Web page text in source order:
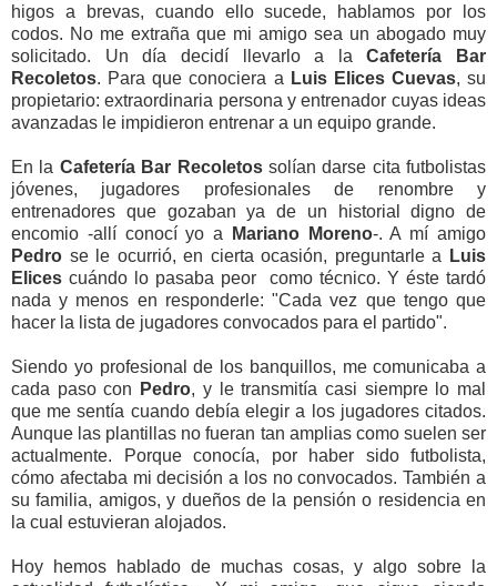
higos a brevas, cuando ello sucede, hablamos por los
codos. No me extraña que mi amigo sea un abogado muy
solicitado. Un día decidí llevarlo a laCafetería Bar
Recoletos. Para que conociera a Luis Elices Cuevas, su
propietario: extraordinaria persona y entrenador cuyas ideas
avanzadas le impidieron entrenar a un equipo grande.
En la Cafetería Bar Recoletossolían darse cita futbolistas
jóvenes, jugadores profesionales de renombre y
entrenadores que gozaban ya de un historial digno de
encomio -allí conocí yo a
Mariano Moreno-. A mí amigo
Pedro se le ocurrió, en cierta ocasión, preguntarle a
Luis
Elices cuándo lo pasaba peor como técnico. Y éste tardó
nada y menos en responderle: "Cada vez que tengo que
hacer la lista de jugadores convocados para el partido".
Siendo yo profesional de los banquillos, me comunicaba a
cada paso con
Pedro, y le transmitía casi siempre lo mal
que me sentía cuando debía elegir a los jugadores citados.
Aunque las plantillas no fueran tan amplias como suelen ser
actualmente. Porque conocía, por haber sido futbolista,
cómo afectaba mi decisión a los no convocados. También a
su familia, amigos, y dueños de la pensión o residencia en
la cual estuvieran alojados.
Hoy hemos hablado de muchas cosas, y algo sobre la